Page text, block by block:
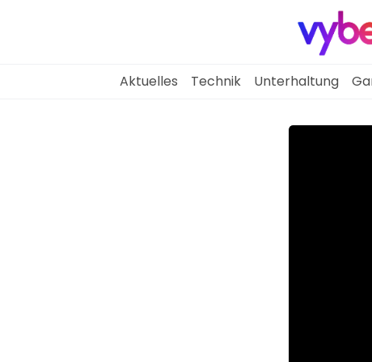
Aktuelles Technik Unterhaltung